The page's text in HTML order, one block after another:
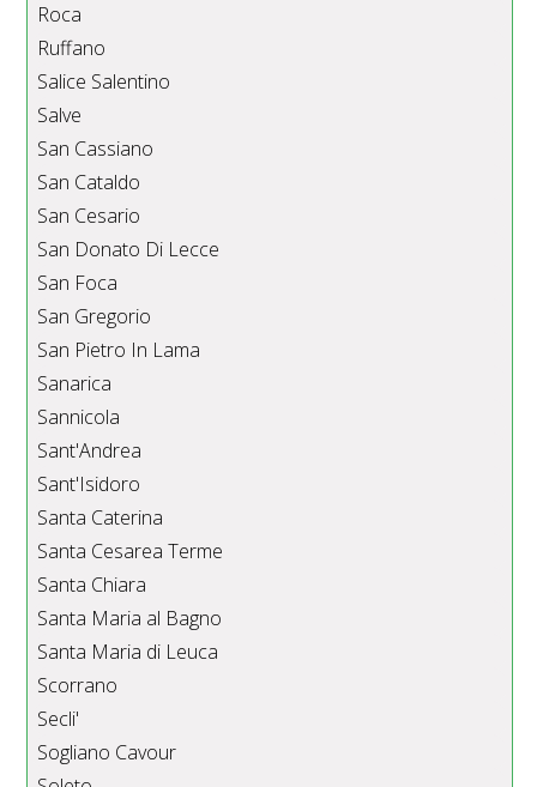
Roca
Ruffano
Salice Salentino
Salve
San Cassiano
San Cataldo
San Cesario
San Donato Di Lecce
San Foca
San Gregorio
San Pietro In Lama
Sanarica
Sannicola
Sant'Andrea
Sant'Isidoro
Santa Caterina
Santa Cesarea Terme
Santa Chiara
Santa Maria al Bagno
Santa Maria di Leuca
Scorrano
Secli'
Sogliano Cavour